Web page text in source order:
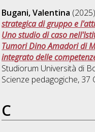
Bugani, Valentina
strategica di gruppo e
Uno studio di caso
Tumori Dino Amadori di
integrato delle
Studiorum Università di
Scienze pedagogiche, 37
C